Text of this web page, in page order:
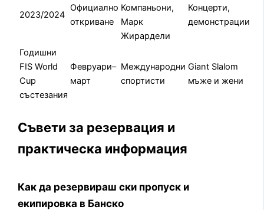
2023/2024
Официално
откриване
Компаньони,
Марк
Жирардели
Концерти,
демонстрации
Годишни
FIS World
Cup
състезания
Февруари–
март
Международни
спортисти
Giant Slalom
мъже и жени
Съвети за резервация и
практическа информация
Как да резервираш ски пропуск и
екипировка в Банско